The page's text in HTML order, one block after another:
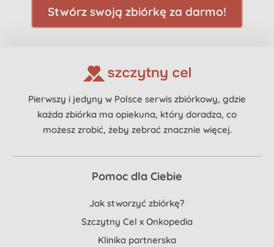
Stwórz swoją zbiórkę za darmo!
Pierwszy i jedyny w Polsce serwis zbiórkowy, gdzie
każda zbiórka ma opiekuna, który doradza, co
możesz zrobić, żeby zebrać znacznie więcej.
Pomoc dla Ciebie
Jak stworzyć zbiórkę?
Szczytny Cel x Onkopedia
Klinika partnerska